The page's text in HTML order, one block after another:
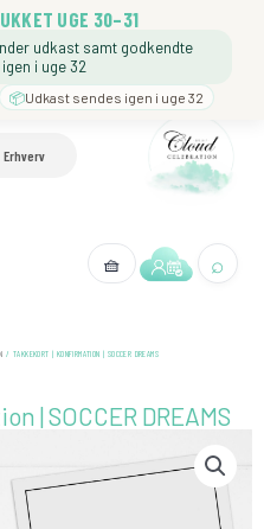
UGE 30–31
udkast samt godkendte
i uge 32
📦Udkast sendes igen i uge 32
Erhverv
🧺 ⌕
❓️ BESØG
/ TAKKEKORT | KONFIRMATION | SOCCER DREAMS
| SOCCER DREAMS